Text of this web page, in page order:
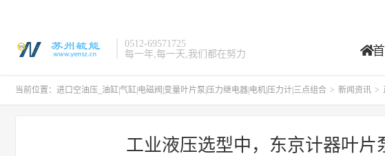
0512-69571725
每一年,每一天,我们都在努力
当前位置： 进口空油压_油缸|气缸|电磁阀|变量叶片泵|压力继电器|电机|压力计|三点组合 > 新闻资讯 >
工业液压选型中，东京计器叶片